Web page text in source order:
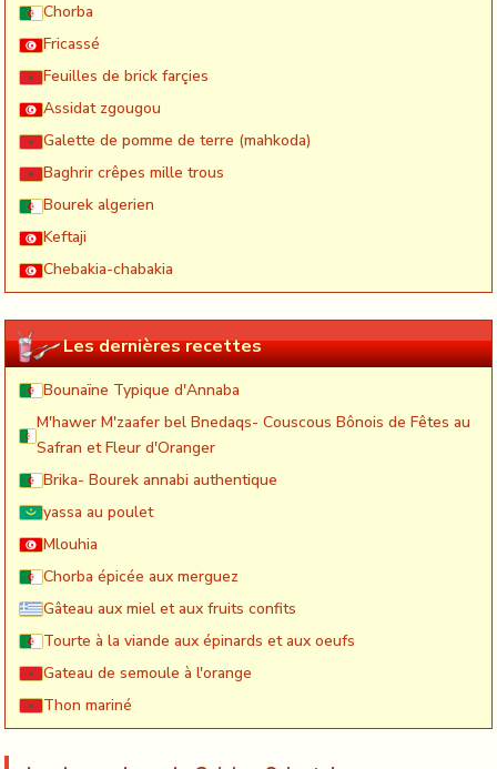
Chorba
Fricassé
Feuilles de brick farçies
Assidat zgougou
Galette de pomme de terre (mahkoda)
Baghrir crêpes mille trous
Bourek algerien
Keftaji
Chebakia-chabakia
Les dernières recettes
Bounaïne Typique d'Annaba
M'hawer M'zaafer bel Bnedaqs- Couscous Bônois de Fêtes au
Safran et Fleur d'Oranger
Brika- Bourek annabi authentique
yassa au poulet
Mlouhia
Chorba épicée aux merguez
Gâteau aux miel et aux fruits confits
Tourte à la viande aux épinards et aux oeufs
Gateau de semoule à l'orange
Thon mariné